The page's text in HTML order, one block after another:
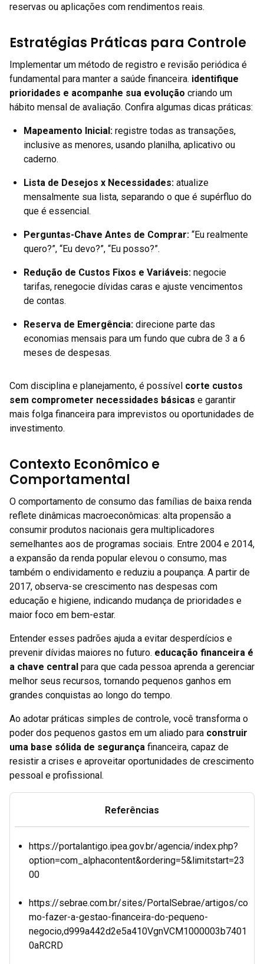
reservas ou aplicações com rendimentos reais.
Estratégias Práticas para Controle
Implementar um método de registro e revisão periódica é
fundamental para manter a saúde financeira. identifique
prioridades e acompanhe sua evolução criando um
hábito mensal de avaliação. Confira algumas dicas práticas:
Mapeamento Inicial: registre todas as transações,
inclusive as menores, usando planilha, aplicativo ou
caderno.
Lista de Desejos x Necessidades: atualize
mensalmente sua lista, separando o que é supérfluo do
que é essencial.
Perguntas-Chave Antes de Comprar: “Eu realmente
quero?”, “Eu devo?”, “Eu posso?”.
Redução de Custos Fixos e Variáveis: negocie
tarifas, renegocie dívidas caras e ajuste vencimentos
de contas.
Reserva de Emergência: direcione parte das
economias mensais para um fundo que cubra de 3 a 6
meses de despesas.
Com disciplina e planejamento, é possível corte custos
sem comprometer necessidades básicas e garantir
mais folga financeira para imprevistos ou oportunidades de
investimento.
Contexto Econômico e
Comportamental
O comportamento de consumo das famílias de baixa renda
reflete dinâmicas macroeconômicas: alta propensão a
consumir produtos nacionais gera multiplicadores
semelhantes aos de programas sociais. Entre 2004 e 2014,
a expansão da renda popular elevou o consumo, mas
também o endividamento e reduziu a poupança. A partir de
2017, observa-se crescimento nas despesas com
educação e higiene, indicando mudança de prioridades e
maior foco em bem-estar.
Entender esses padrões ajuda a evitar desperdícios e
prevenir dívidas maiores no futuro. educação financeira é
a chave central para que cada pessoa aprenda a gerenciar
melhor seus recursos, tornando pequenos ganhos em
grandes conquistas ao longo do tempo.
Ao adotar práticas simples de controle, você transforma o
poder dos pequenos gastos em um aliado para construir
uma base sólida de segurança financeira, capaz de
resistir a crises e aproveitar oportunidades de crescimento
pessoal e profissional.
Referências
https://portalantigo.ipea.gov.br/agencia/index.php?
option=com_alphacontent&ordering=5&limitstart=23
00
https://sebrae.com.br/sites/PortalSebrae/artigos/co
mo-fazer-a-gestao-financeira-do-pequeno-
negocio,d999a442d2e5a410VgnVCM1000003b7401
0aRCRD